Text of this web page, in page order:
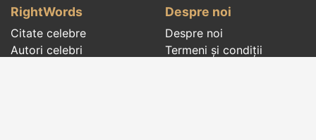
RightWords
Citate celebre
Autori celebri
Despre noi
Despre noi
Termeni și condiții